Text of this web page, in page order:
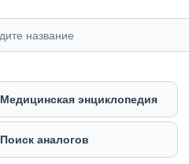
Медицинская энциклопедия
Поиск аналогов